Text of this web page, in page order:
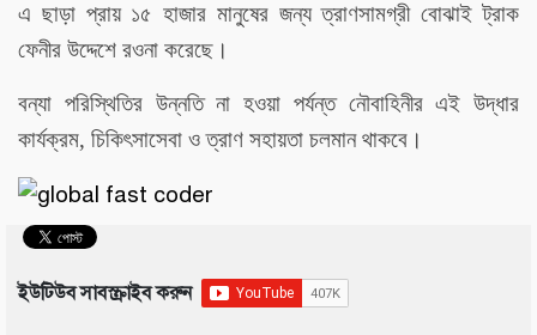
এ ছাড়া প্রায় ১৫ হাজার মানুষের জন্য ত্রাণসামগ্রী বোঝাই ট্রাক
ফেনীর উদ্দেশে রওনা করেছে।
বন্যা পরিস্থিতির উন্নতি না হওয়া পর্যন্ত নৌবাহিনীর এই উদ্ধার
কার্যক্রম, চিকিৎসাসেবা ও ত্রাণ সহায়তা চলমান থাকবে।
ইউটিউব সাবস্ক্রাইব করুন